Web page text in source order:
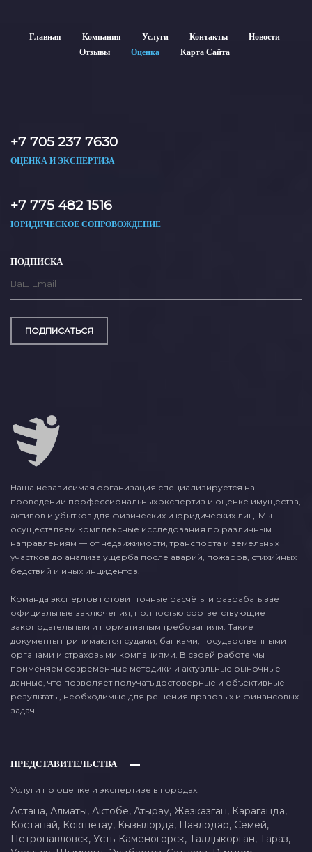
Главная Компания Услуги Контакты
Новости
Отзывы
Оценка Карта Сайта
+7 705 237 7630
ОЦЕНКА И ЭКСПЕРТИЗА
+7 775 482 1516
ЮРИДИЧЕСКОЕ СОПРОВОЖДЕНИЕ
ПОДПИСКА
ПОДПИСАТЬСЯ
Наша независимая организация специализируется на
проведении профессиональных экспертиз и оценке имущества,
активов и убытков для физических и юридических лиц. Мы
осуществляем комплексные исследования по различным
направлениям — от недвижимости, транспорта и земельных
участков до анализа ущерба после аварий, пожаров, стихийных
бедствий и иных инцидентов.
Команда экспертов готовит точные расчёты и разрабатывает
официальные заключения, полностью соответствующие
законодательным и нормативным требованиям. Такие
документы принимаются судами, банками, государственными
органами и страховыми компаниями. В своей работе мы
применяем современные методики и актуальные рыночные
данные, что позволяет получать достоверные и объективные
результаты, необходимые для решения правовых и финансовых
задач.
ПРЕДСТАВИТЕЛЬСТВА
Услуги по оценке и экспертизе в городах:
Астана, Алматы, Актобе, Атырау, Жезказган, Караганда,
Костанай, Кокшетау, Кызылорда, Павлодар, Семей,
Петропавловск, Усть-Каменогорск, Талдыкорган, Тараз,